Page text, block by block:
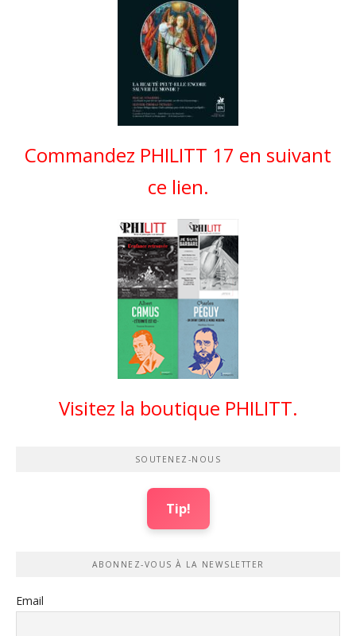
Commandez PHILITT 17 en suivant
ce lien.
Visitez la boutique PHILITT.
SOUTENEZ-NOUS
Tip!
ABONNEZ-VOUS À LA NEWSLETTER
Email